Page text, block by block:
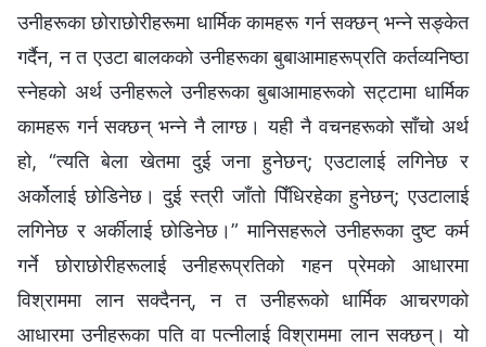
उनीहरूका छोराछोरीहरूमा धार्मिक कामहरू गर्न सक्छन् भन्ने सङ्केत
गर्दैन, न त एउटा बालकको उनीहरूका बुबाआमाहरूप्रति कर्तव्यनिष्ठा
स्नेहको अर्थ उनीहरूले उनीहरूका बुबाआमाहरूको सट्टामा धार्मिक
कामहरू गर्न सक्छन् भन्ने नै लाग्छ। यही नै वचनहरूको साँचो अर्थ
हो, “त्यति बेला खेतमा दुई जना हुनेछन्; एउटालाई लगिनेछ र
अर्कोलाई छोडिनेछ। दुई स्त्री जाँतो पिँधिरहेका हुनेछन्; एउटालाई
लगिनेछ र अर्कीलाई छोडिनेछ।” मानिसहरूले उनीहरूका दुष्ट कर्म
गर्ने छोराछोरीहरूलाई उनीहरूप्रतिको गहन प्रेमको आधारमा
विश्राममा लान सक्दैनन्, न त उनीहरूको धार्मिक आचरणको
आधारमा उनीहरूका पति वा पत्‍नीलाई विश्राममा लान सक्छन्। यो